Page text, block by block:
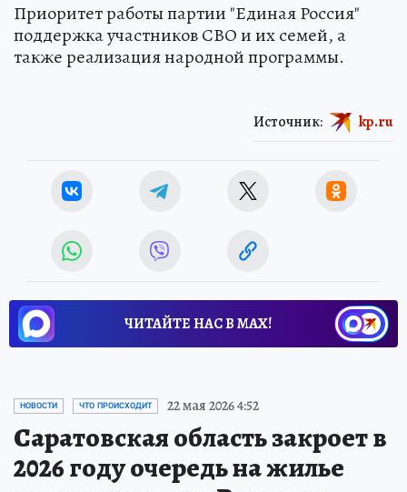
Приоритет работы партии "Единая Россия"
поддержка участников СВО и их семей, а
также реализация народной программы.
Источник: kp.ru
ЧИТАЙТЕ НАС В МАХ!
НОВОСТИ ЧТО ПРОИСХОДИТ 22 мая 2026 4:52
Саратовская область закроет в
2026 году очередь на жилье